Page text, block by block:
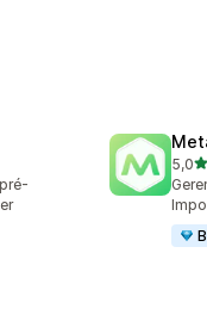
5,0
218